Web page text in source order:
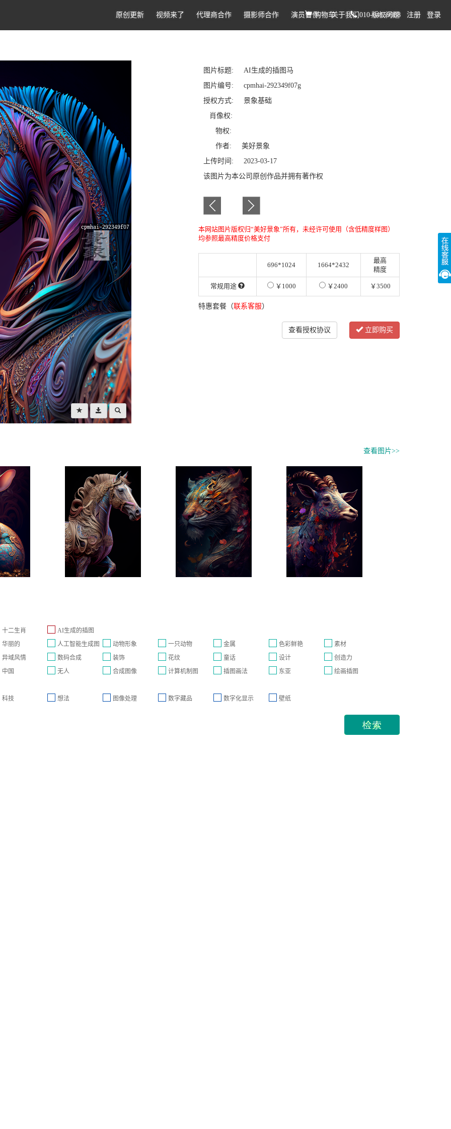
原创更新 视频来了 代理商合作 摄影师合作 演员合作 关于我们 版权问题
购物车 010-64159988 注册 登录
图片标题: AI生成的插图马
图片编号: cpmhai-292349f07g
授权方式: 景象基础
肖像权:
物权:
作者: 美好景象
上传时间: 2023-03-17
该图片为本公司原创作品并拥有著作权
本网站图片版权归“美好景象”所有，未经许可使用（含低精度样图）
均参照最高精度价格支付
696*1024 1664*2432
最高
精度
常规用途 ￥1000 ￥2400 ￥3500
特惠套餐（联系客服）
查看授权协议 立即购买
查看图片>>
十二生肖
AI生成的插图
华丽的
人工智能生成图
像
动物形象 一只动物 金属 色彩鲜艳
素材
异域风情
数码合成 装饰 花纹 童话 设计
创造力
中国
无人 合成图像 计算机制图 插图画法 东亚 绘画插图
科技 想法 图像处理 数字藏品 数字化显示 壁纸